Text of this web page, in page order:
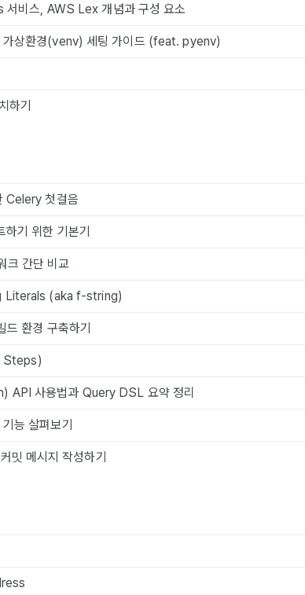
비스, AWS Lex 개념과 구성 요소
상환경(venv) 세팅 가이드 (feat. pyenv)
하기
Celery 첫걸음
기 위한 기본기
크 간단 비교
Literals (aka f-string)
환경 구축하기
Steps)
사용법과 Query DSL 요약 정리
능 살펴보기
메시지 작성하기